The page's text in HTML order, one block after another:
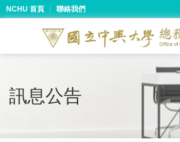
NCHU 首頁 聯絡我們
訊息公告